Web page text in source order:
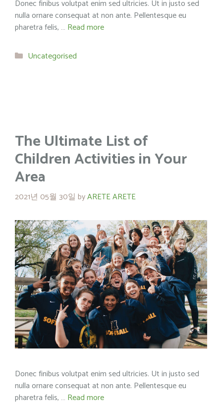
Donec finibus volutpat enim sed ultricies. Ut in justo sed
nulla ornare consequat at non ante. Pellentesque eu
pharetra felis, … Read more
Categories
Uncategorised
The Ultimate List of
Children Activities in Your
Area
2021년 05월 30일 byARETE ARETE
Donec finibus volutpat enim sed ultricies. Ut in justo sed
nulla ornare consequat at non ante. Pellentesque eu
pharetra felis, … Read more